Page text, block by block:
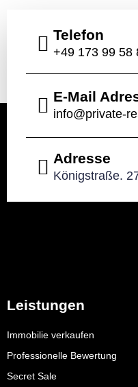
Telefon
+49 173 99 58
E-Mail
info@private-
Adresse
Königstraße.
Leistungen
Immobilie verkaufen
Professionelle Bewertung
Secret Sale